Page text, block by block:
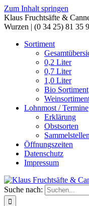
Zum Inhalt springen
Klaus Fruchtsäfte &
Wurzen | (0 34 25) 81 35
Sortiment
0,2 Liter
0,7 Liter
1,0 Liter
Bio Sortiment
Lohnmost / Termine
Erklärung
Obstsorten
Sammelstellen
Öffnungszeiten
Datenschutz
Impressum
Suche nach: